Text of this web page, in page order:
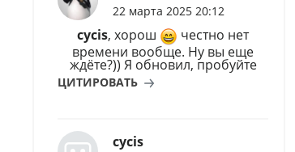
22 марта 2025 20:12
cycis, хорош
честно нет
времени вообще. Ну вы еще
ждёте?)) Я обновил, пробуйте
ЦИТИРОВАТЬ
cycis